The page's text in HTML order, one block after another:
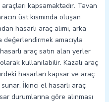
kapsamaktadır. Tavan
üst kısmında oluşan
hasarlı araç alımı, arka
değerlendirmek amacıyla
araç satın alan yerler
kullanılabilir. Kazalı araç
hasarları kapsar ve araç
İkinci el hasarlı araç
durumlarına göre alınması